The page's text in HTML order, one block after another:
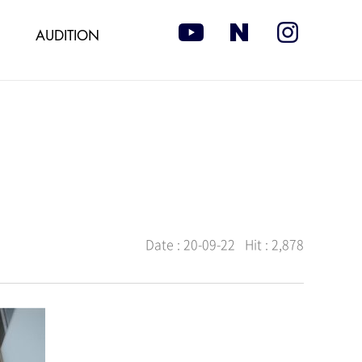
AUDITION
Date : 20-09-22 Hit : 2,878